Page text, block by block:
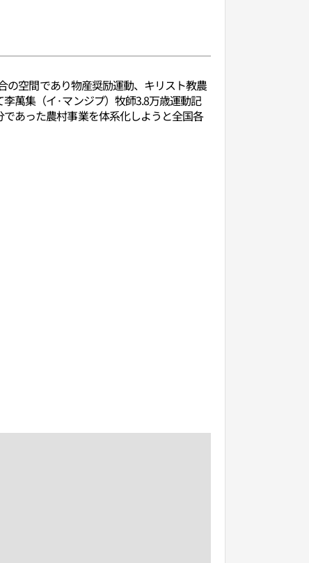
の空間であり物産奨励運動、キリスト教農
萬集（イ·マンジプ）牧師3.8万歳運動記
あった農村事業を体系化しようと全国各